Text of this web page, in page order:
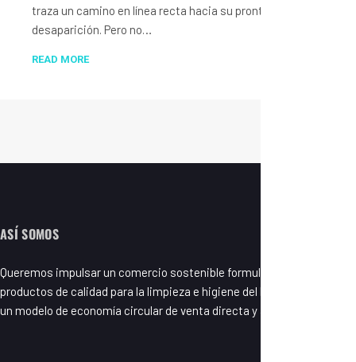
traza un camino en línea recta hacia su pronta
desaparición. Pero no…
READ MORE
ASÍ SOMOS
Queremos impulsar un comercio sostenible formulando y fabricando
productos de calidad para la limpieza e higiene del hogar basados en
un modelo de economía circular de venta directa y a granel.